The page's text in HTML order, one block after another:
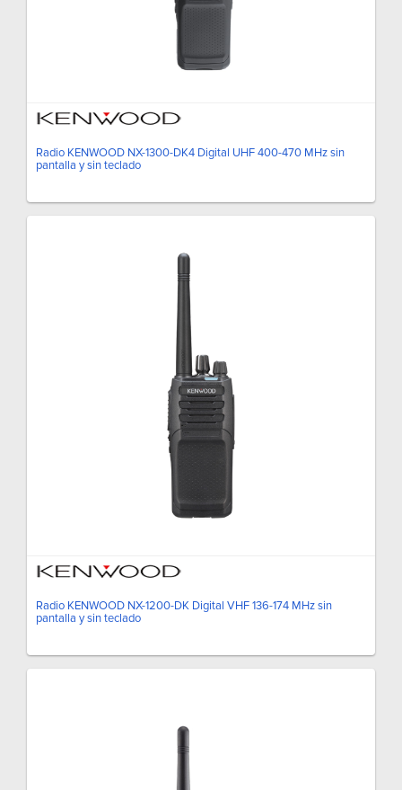
Radio KENWOOD NX-1300-DK4 Digital UHF 400-470 MHz sin
pantalla y sin teclado
Radio KENWOOD NX-1200-DK Digital VHF 136-174 MHz sin
pantalla y sin teclado